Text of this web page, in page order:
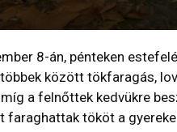
8-án, pénteken
között tökfaragás,
a felnőttek kedvükre
tököt a